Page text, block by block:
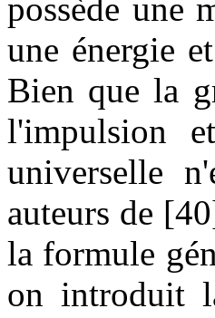
possède une
une énergie
Bien que la
l'impulsion
universelle
auteurs de
la formule
on introduit